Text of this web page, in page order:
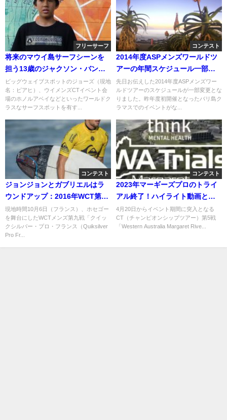
フリーサーフ
将来のマウイ島サーフシーンを
担う13歳のジャクソン・バン
チ！フリーサーフィン動画
ビッグウェイブスポットのジョーズ（現地
名：ピアヒ）、ウイメンズCTイベント会
場のホノルアベイなどといったワールドク
ラスなサーフスポットを有す...
コンテスト
2014年度ASPメンズワールドツ
アーの年間スケジュール一部変
更
先日お伝えした2014年度ASPメンズワー
ルドツアーのスケジュールが一部変更とな
りました。昨年度初開催となったバリ島ク
ラマスでのイベントがな...
コンテスト
ジョンジョンとガブリエルはラ
ウンドアップ：2016年WCT第九
戦「クイックシルバー・プロ・
フランス」二日目
現地時間10月6日（フランス）、ホセゴー
を舞台にしたWCTメンズ第九戦「クイッ
クシルバー・プロ・フランス（Quiksilver
Pro Fr...
コンテスト
2023年マーギーズプロのトライ
アル終了！ハイライト動画と本
戦ヒート表が発表
4月20日からイベント期間に突入となる
CT（チャンピオンシップツアー）第5戦
「Western Australia Margaret Rive...